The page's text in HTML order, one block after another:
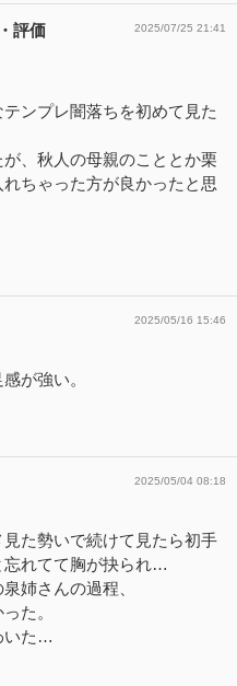
評価 2025/07/25 21:41
ンプレ闇落ちを初めて見た
、秋人の母親のこととか栗
ちゃった方が良かったと思
2025/05/16 15:46
が強い。
2025/05/04 08:18
た勢いで続けて見たら初手
忘れてて胸が抉られ…
姉さんの過程、
た。
いた…